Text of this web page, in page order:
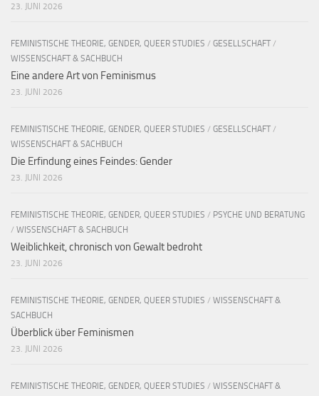
23. JUNI 2026
FEMINISTISCHE THEORIE, GENDER, QUEER STUDIES / GESELLSCHAFT /
WISSENSCHAFT & SACHBUCH
Eine andere Art von Feminismus
23. JUNI 2026
FEMINISTISCHE THEORIE, GENDER, QUEER STUDIES / GESELLSCHAFT /
WISSENSCHAFT & SACHBUCH
Die Erfindung eines Feindes: Gender
23. JUNI 2026
FEMINISTISCHE THEORIE, GENDER, QUEER STUDIES / PSYCHE UND BERATUNG
/ WISSENSCHAFT & SACHBUCH
Weiblichkeit, chronisch von Gewalt bedroht
23. JUNI 2026
FEMINISTISCHE THEORIE, GENDER, QUEER STUDIES / WISSENSCHAFT &
SACHBUCH
Überblick über Feminismen
23. JUNI 2026
FEMINISTISCHE THEORIE, GENDER, QUEER STUDIES / WISSENSCHAFT &